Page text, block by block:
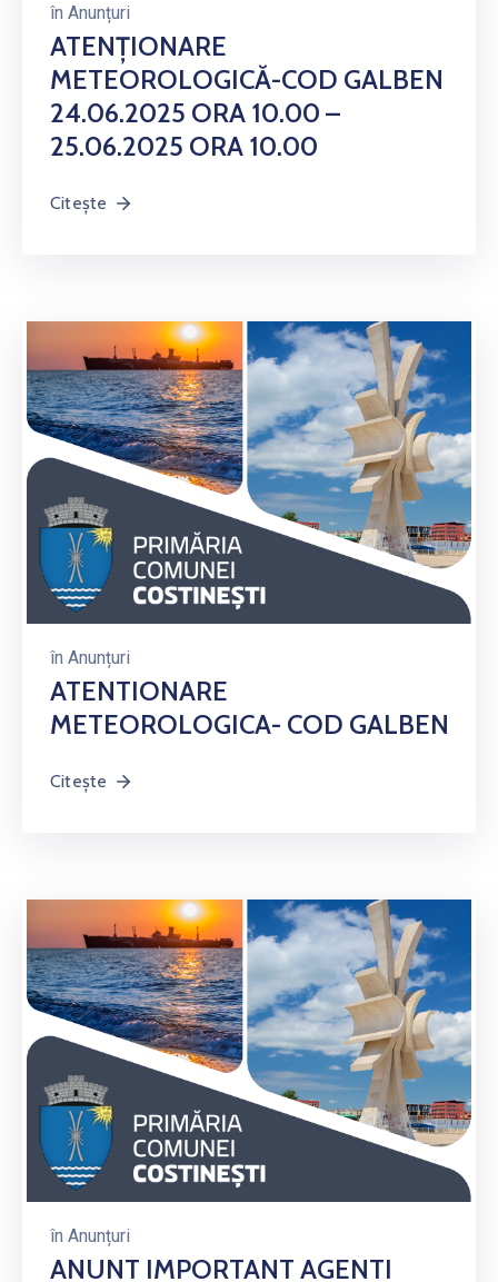
în Anunțuri
ATENȚIONARE
METEOROLOGICĂ-COD GALBEN
24.06.2025 ORA 10.00 –
25.06.2025 ORA 10.00
Citește
în Anunțuri
ATENTIONARE
METEOROLOGICA- COD GALBEN
Citește
în Anunțuri
ANUNT IMPORTANT AGENTI